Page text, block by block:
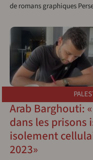
de romans graphiques
Arab Barghouti:
dans les prisons
isolement
2023»